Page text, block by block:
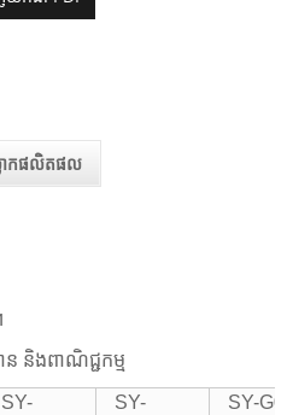
ាកផលិតផល
និងពាណិជ្ជកម្ម
SY-
SY-
SY-